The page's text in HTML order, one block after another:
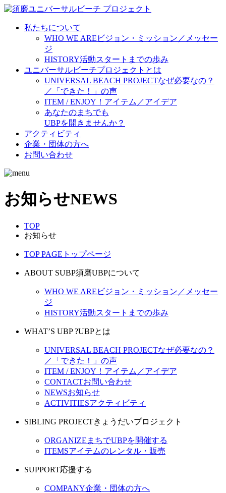
私たちについて
WHO WE ARE ビジョン・ミッション／メッセー
ジ
HISTORY活動スタートまでの歩み
ユニバーサルビーチプロジェクトとは
UNIVERSAL BEACH PROJECTなぜ必要なの？
／「できた！」の声
ITEM / ENJOY！ アイテム／アイデア
あなたのまちでも
UBPを開きませんか？
アクティビティ
企業・団体の方へ
お問い合わせ
お知らせNEWS
TOP
お知らせ
TOP PAGE トップページ
ABOUT SUBP須磨UBPについて
WHO WE ARE ビジョン・ミッション／メッセー
ジ
HISTORY活動スタートまでの歩み
WHAT’S UBP ?UBPとは
UNIVERSAL BEACH PROJECTなぜ必要なの？
／「できた！」の声
ITEM / ENJOY！ アイテム／アイデア
CONTACTお問い合わせ
NEWSお知らせ
ACTIVITIESアクティビティ
SIBLING PROJECTきょうだいプロジェクト
ORGANIZE まちでUBPを開催する
ITEMSアイテムのレンタル・販売
SUPPORT応援する
COMPANY企業・団体の方へ